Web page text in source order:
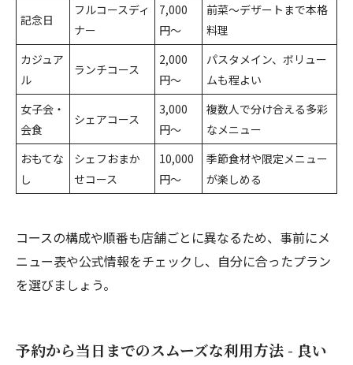
記念日
フルコースディ
ナー
7,000
円～
前菜～デザートまで本格
料理
カジュア
ル
ランチコース
2,000
円～
パスタメイン、ボリュー
ムも程よい
女子会・
会食
シェアコース
3,000
円～
複数人で分け合える多彩
なメニュー
おもてな
し
シェフおまか
せコース
10,000
円～
季節食材や限定メニュー
が楽しめる
コースの構成や順番も店舗ごとに異なるため、事前にメ
ニュー表や公式情報をチェックし、自分に合ったプラン
を選びましょう。
予約から当日までのスムーズな利用方法 - 良い